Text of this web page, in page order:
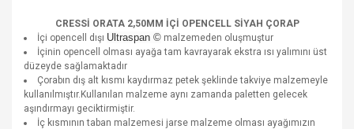
CRESSİ ORATA 2,50MM İÇİ OPENCELL SİYAH ÇORAP
İçi opencell dışı Ultraspan © malzemeden oluşmuştur
İçinin opencell olması ayağa tam kavrayarak ekstra ısı yalımını üst
düzeyde sağlamaktadır
Çorabın dış alt kısmı kaydırmaz petek şeklinde takviye malzemeyle
kullanılmıştır.Kullanılan malzeme aynı zamanda paletten gelecek
aşındırmayı geciktirmiştir.
İç kısmının taban malzemesi jarse malzeme olması ayağımızın